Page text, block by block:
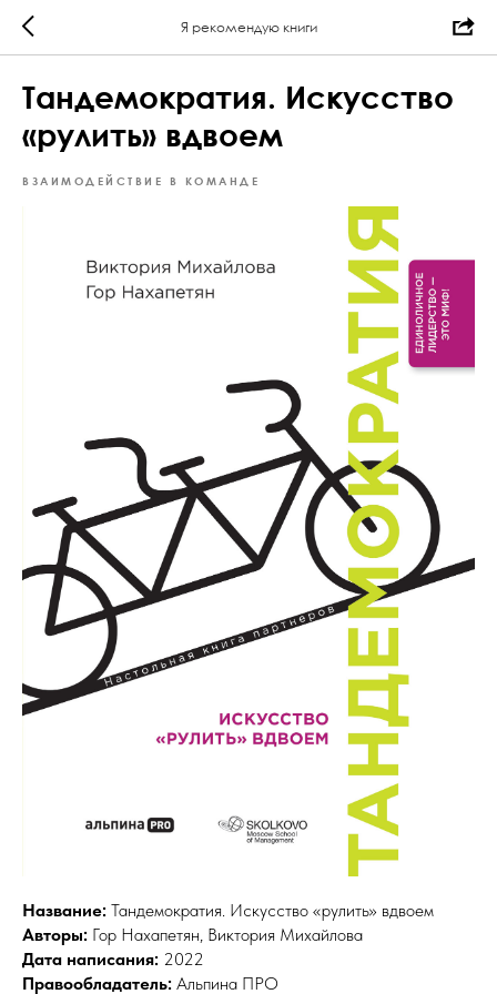
Я рекомендую книги
Тандемократия. Искусство
«рулить» вдвоем
ВЗАИМОДЕЙСТВИЕ В КОМАНДЕ
Название: Тандемократия. Искусство «рулить» вдвоем
Авторы: Гор Нахапетян, Виктория Михайлова
Дата написания: 2022
Правообладатель: Альпина ПРО